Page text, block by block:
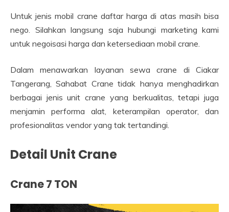
Untuk jenis mobil crane daftar harga di atas masih bisa
nego. Silahkan langsung saja hubungi marketing kami
untuk negoisasi harga dan ketersediaan mobil crane.
Dalam menawarkan layanan sewa crane di Ciakar
Tangerang, Sahabat Crane tidak hanya menghadirkan
berbagai jenis unit crane yang berkualitas, tetapi juga
menjamin performa alat, keterampilan operator, dan
profesionalitas vendor yang tak tertandingi.
Detail Unit Crane
Crane 7 TON